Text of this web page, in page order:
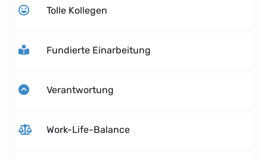
Tolle Kollegen
Fundierte Einarbeitung
Verantwortung
Work-Life-Balance